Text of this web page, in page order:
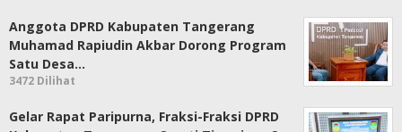
Anggota DPRD Kabupaten Tangerang
Muhamad Rapiudin Akbar Dorong Program
Satu Desa…
3472 Dilihat
Gelar Rapat Paripurna, Fraksi-Fraksi DPRD